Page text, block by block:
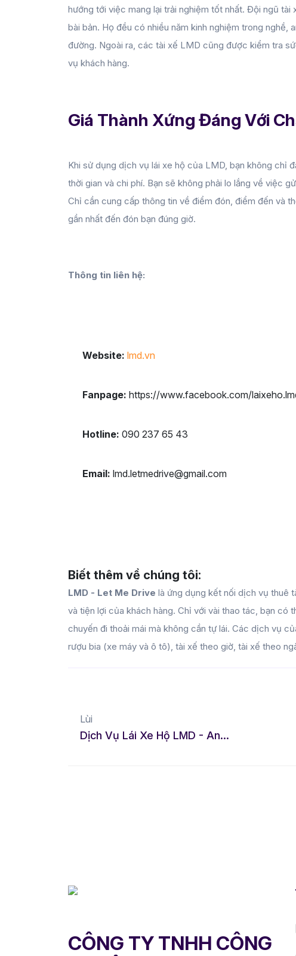
hướng tới việc mang lại trải nghiệm tốt nhất. Đội ngũ
bài bản. Họ đều có nhiều năm kinh nghiệm trong nghề,
đường. Ngoài ra, các tài xế LMD cũng được kiểm tra
vụ khách hàng.
Giá Thành Xứng Đáng Với
Khi sử dụng dịch vụ lái xe hộ của LMD, bạn không chỉ
thời gian và chi phí. Bạn sẽ không phải lo lắng về việc
Chỉ cần cung cấp thông tin về điểm đón, điểm đến và
gần nhất đến đón bạn đúng giờ.
Thông tin liên hệ:
Website: lmd.vn
Fanpage: https://www.facebook.com/
Hotline: 090 237 65 43
Email: lmd.letmedrive@gmail.com
Biết thêm về chúng tôi:
LMD - Let Me Drive là ứng dụng kết nối dịch vụ thuê
và tiện lợi của khách hàng. Chỉ với vài thao tác, bạn có
chuyến đi thoải mái mà không cần tự lái. Các dịch vụ
rượu bia (xe máy và ô tô), tài xế theo giờ, tài xế theo
Lùi
Dịch Vụ Lái Xe Hộ LMD - An Toàn Tiện Lợi Đẳng Cấp
CÔNG TY TNHH CÔNG